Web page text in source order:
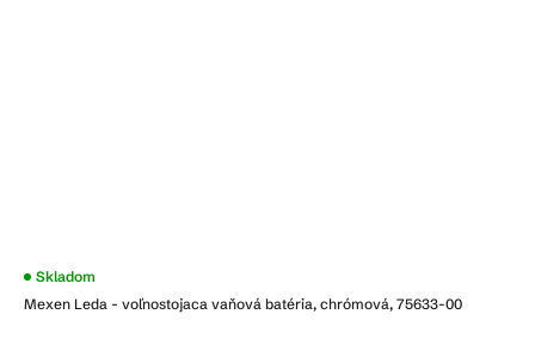
Mexen Leda - voľnostojaca vaňová batéria, chrómová, 75633-00
Priemerné
produktu
Skladom